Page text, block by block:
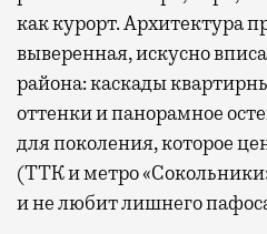
как курорт. Архитектура
выверенная, искусно
района: каскады
оттенки и панорамное
для поколения, которое
(ТТК и метро
и не любит лишнего